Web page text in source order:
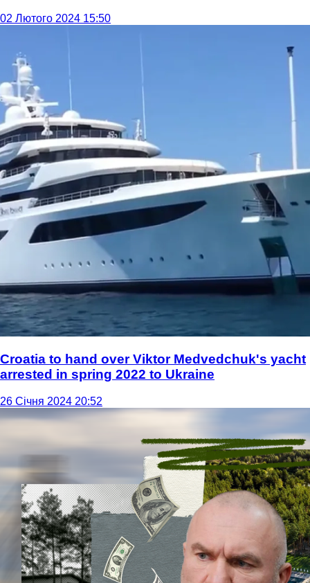
02 Лютого 2024 15:50
Croatia to hand over Viktor Medvedchuk's yacht
arrested in spring 2022 to Ukraine
26 Січня 2024 20:52